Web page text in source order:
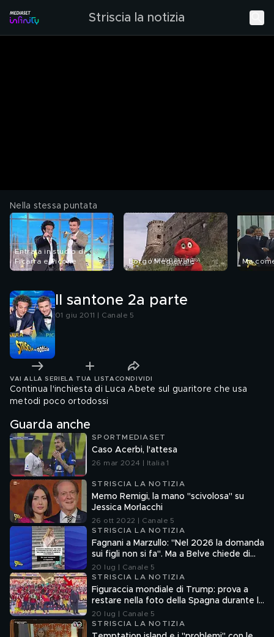
Striscia la notizia
Nella stessa puntata
Entrata in studio di
Ficarra e Picone
Borgo Medievale Ma
Il santone 2a parte
01 giu 2011 | Canale 5
VAI ALLA SERIE LA TUA LISTA CONDIVIDI
Continua l'inchiesta di Luca Abete sul guaritore che usa
metodi poco ortodossi
Guarda anche
SPORTMEDIASET
Caso Acerbi, l'attesa
26 mar 2024 | Italia 1
STRISCIA LA NOTIZIA
Memo Remigi, la mano "scivolosa" su
Jessica Morlacchi
26 ott 2022 | Canale 5
STRISCIA LA NOTIZIA
Fagnani a Marzullo: "Nel 2026 la domanda
sui figli non si fa". Ma a Belve chiede di
aborto e maternità
20 lug | Canale 5
STRISCIA LA NOTIZIA
Figuraccia mondiale di Trump: prova a
restare nella foto della Spagna durante la
premiazione
20 lug | Canale 5
STRISCIA LA NOTIZIA